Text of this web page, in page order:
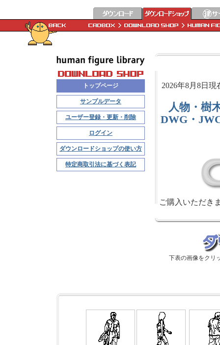
トップページ
サンプルデータ
ユーザー登録・更新・削除
ログイン
ダウンロードショップの使い方
特定商取引法に基づく表記
2026年8月8日
人物・樹
DWG・
ご購入いただき
下表の画像をクリ